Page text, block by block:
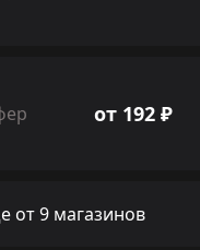
от 192 ₽
от 9 магазинов